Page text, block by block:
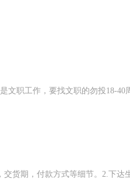
文职工作，要找文职的勿投18-
交货期，付款方式等细节。2.下